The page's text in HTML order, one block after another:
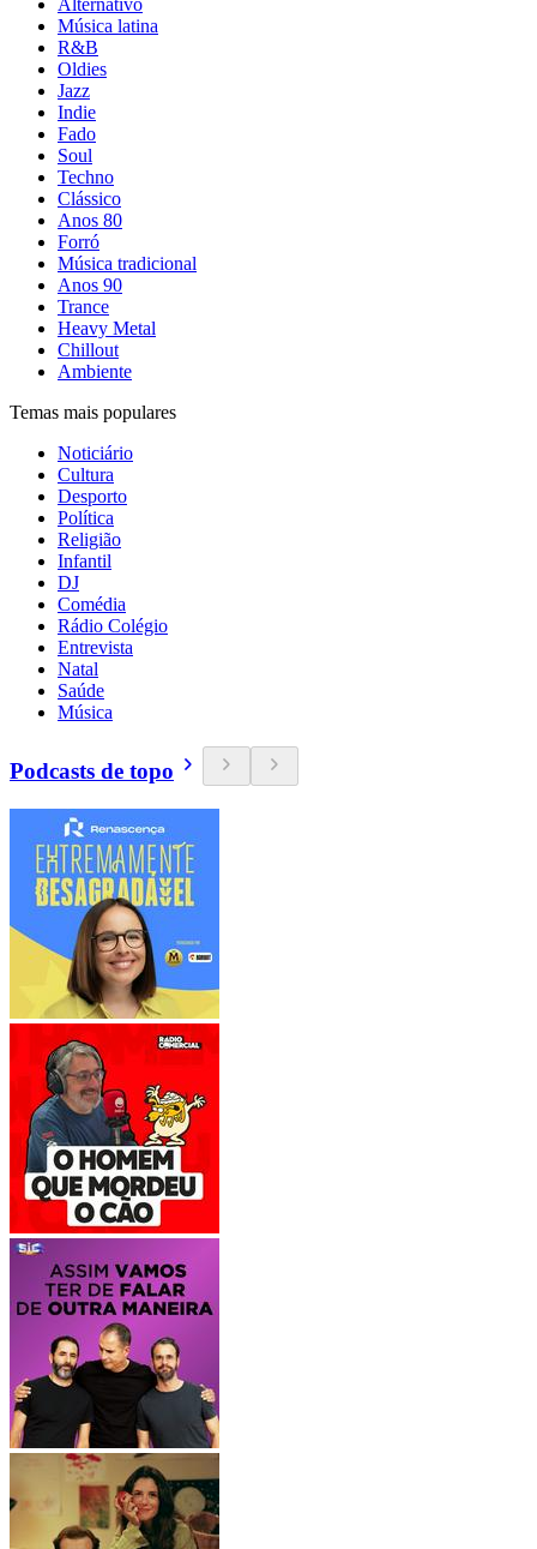
Alternativo
Música latina
R&B
Oldies
Jazz
Indie
Fado
Soul
Techno
Clássico
Anos 80
Forró
Música tradicional
Anos 90
Trance
Heavy Metal
Chillout
Ambiente
Temas mais populares
Noticiário
Cultura
Desporto
Política
Religião
Infantil
DJ
Comédia
Rádio Colégio
Entrevista
Natal
Saúde
Música
Podcasts de topo